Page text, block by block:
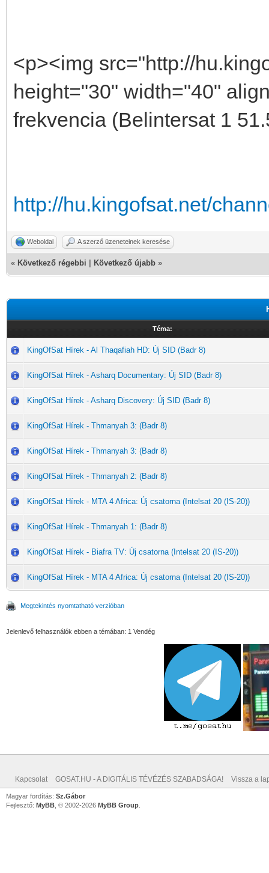
<p><img src="http://
height="30" width="40"
frekvencia (Belintersat 1
http://hu.kingofsat.net/
Weboldal A szerző üzeneteinek keresése
« Következő régebbi Következő újabb »
Téma:
KingOfSat Hírek - Al Thaqafiah HD: Új SID (Badr 8)
KingOfSat Hírek - Asharq Documentary: Új SID (Badr 8)
KingOfSat Hírek - Asharq Discovery: Új SID (Badr 8)
KingOfSat Hírek - Thmanyah 3: (Badr 8)
KingOfSat Hírek - Thmanyah 3: (Badr 8)
KingOfSat Hírek - Thmanyah 2: (Badr 8)
KingOfSat Hírek - MTA 4 Africa: Új csatorna (Intelsat 20 (IS-20))
KingOfSat Hírek - Thmanyah 1: (Badr 8)
KingOfSat Hírek - Biafra TV: Új csatorna (Intelsat 20 (IS-20))
KingOfSat Hírek - MTA 4 Africa: Új csatorna (Intelsat 20 (IS-20))
Megtekintés nyomtatható verzióban
Jelenlevő felhasználók ebben a témában: 1 Vendég
Kapcsolat GOSAT.HU - A DIGITÁLIS TÉVÉZÉS SZABADSÁGA! Vissza a
Magyar fordítás: Sz.Gábor
Fejlesztő: MyBB , © 2002-2026 MyBB Group